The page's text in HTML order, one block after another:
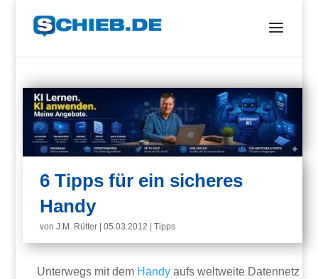
6 Tipps für ein sicheres
Handy
vonJ.M. Rütter |05.03.2012 |Tipps
Unterwegs mit dem Handy aufs weltweite Datennetz